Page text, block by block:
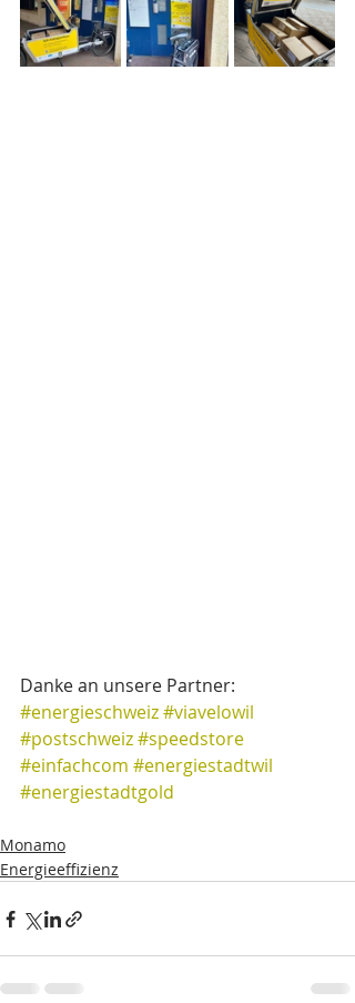
Danke an unsere Partner:
#energieschweiz#viavelowil
#postschweiz#speedstore
#einfachcom #energiestadtwil
#energiestadtgold
Monamo
Energieeffizienz